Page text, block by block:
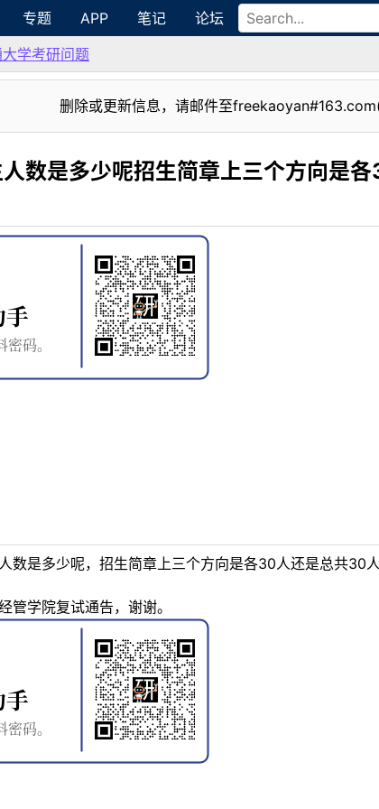
专题 APP 笔记
论坛
学考研问题
删除或更新信息，请邮件至
数是多少呢招生简章上三个方向是各
数是多少呢，招生简章上三个方向是各30人还是总共30
管学院复试通告，谢谢。